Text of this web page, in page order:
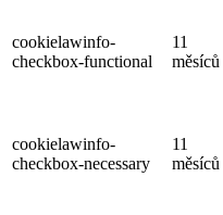
cookielawinfo-
checkbox-functional
11
měsíců
cookielawinfo-
checkbox-necessary
11
měsíců